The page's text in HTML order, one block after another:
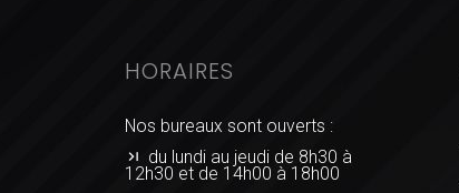
HORAIRES
Nos bureaux sont ouverts :
du lundi au jeudi de 8h30 à
12h30 et de 14h00 à 18h00